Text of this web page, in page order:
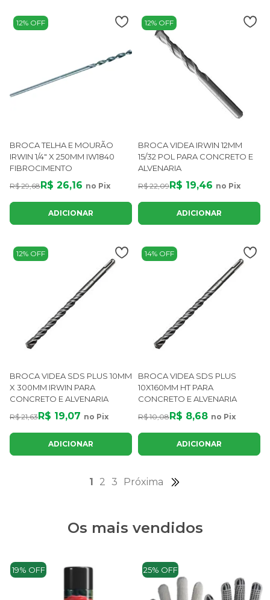
12% OFF
BROCA TELHA E MOURÃO
IRWIN 1/4" X 250MM IW1840
FIBROCIMENTO
R$ 29,68R$ 26,16 no Pix
ADICIONAR
12% OFF
BROCA VIDEA IRWIN 12MM
15/32 POL PARA CONCRETO E
ALVENARIA
R$ 22,09R$ 19,46 no Pix
ADICIONAR
12% OFF
BROCA VIDEA SDS PLUS 10MM
X 300MM IRWIN PARA
CONCRETO E ALVENARIA
R$ 21,63R$ 19,07 no Pix
ADICIONAR
14% OFF
BROCA VIDEA SDS PLUS
10X160MM HT PARA
CONCRETO E ALVENARIA
R$ 10,08R$ 8,68 no Pix
ADICIONAR
1 2 3 Próxima
Os mais vendidos
19% OFF 25% OFF